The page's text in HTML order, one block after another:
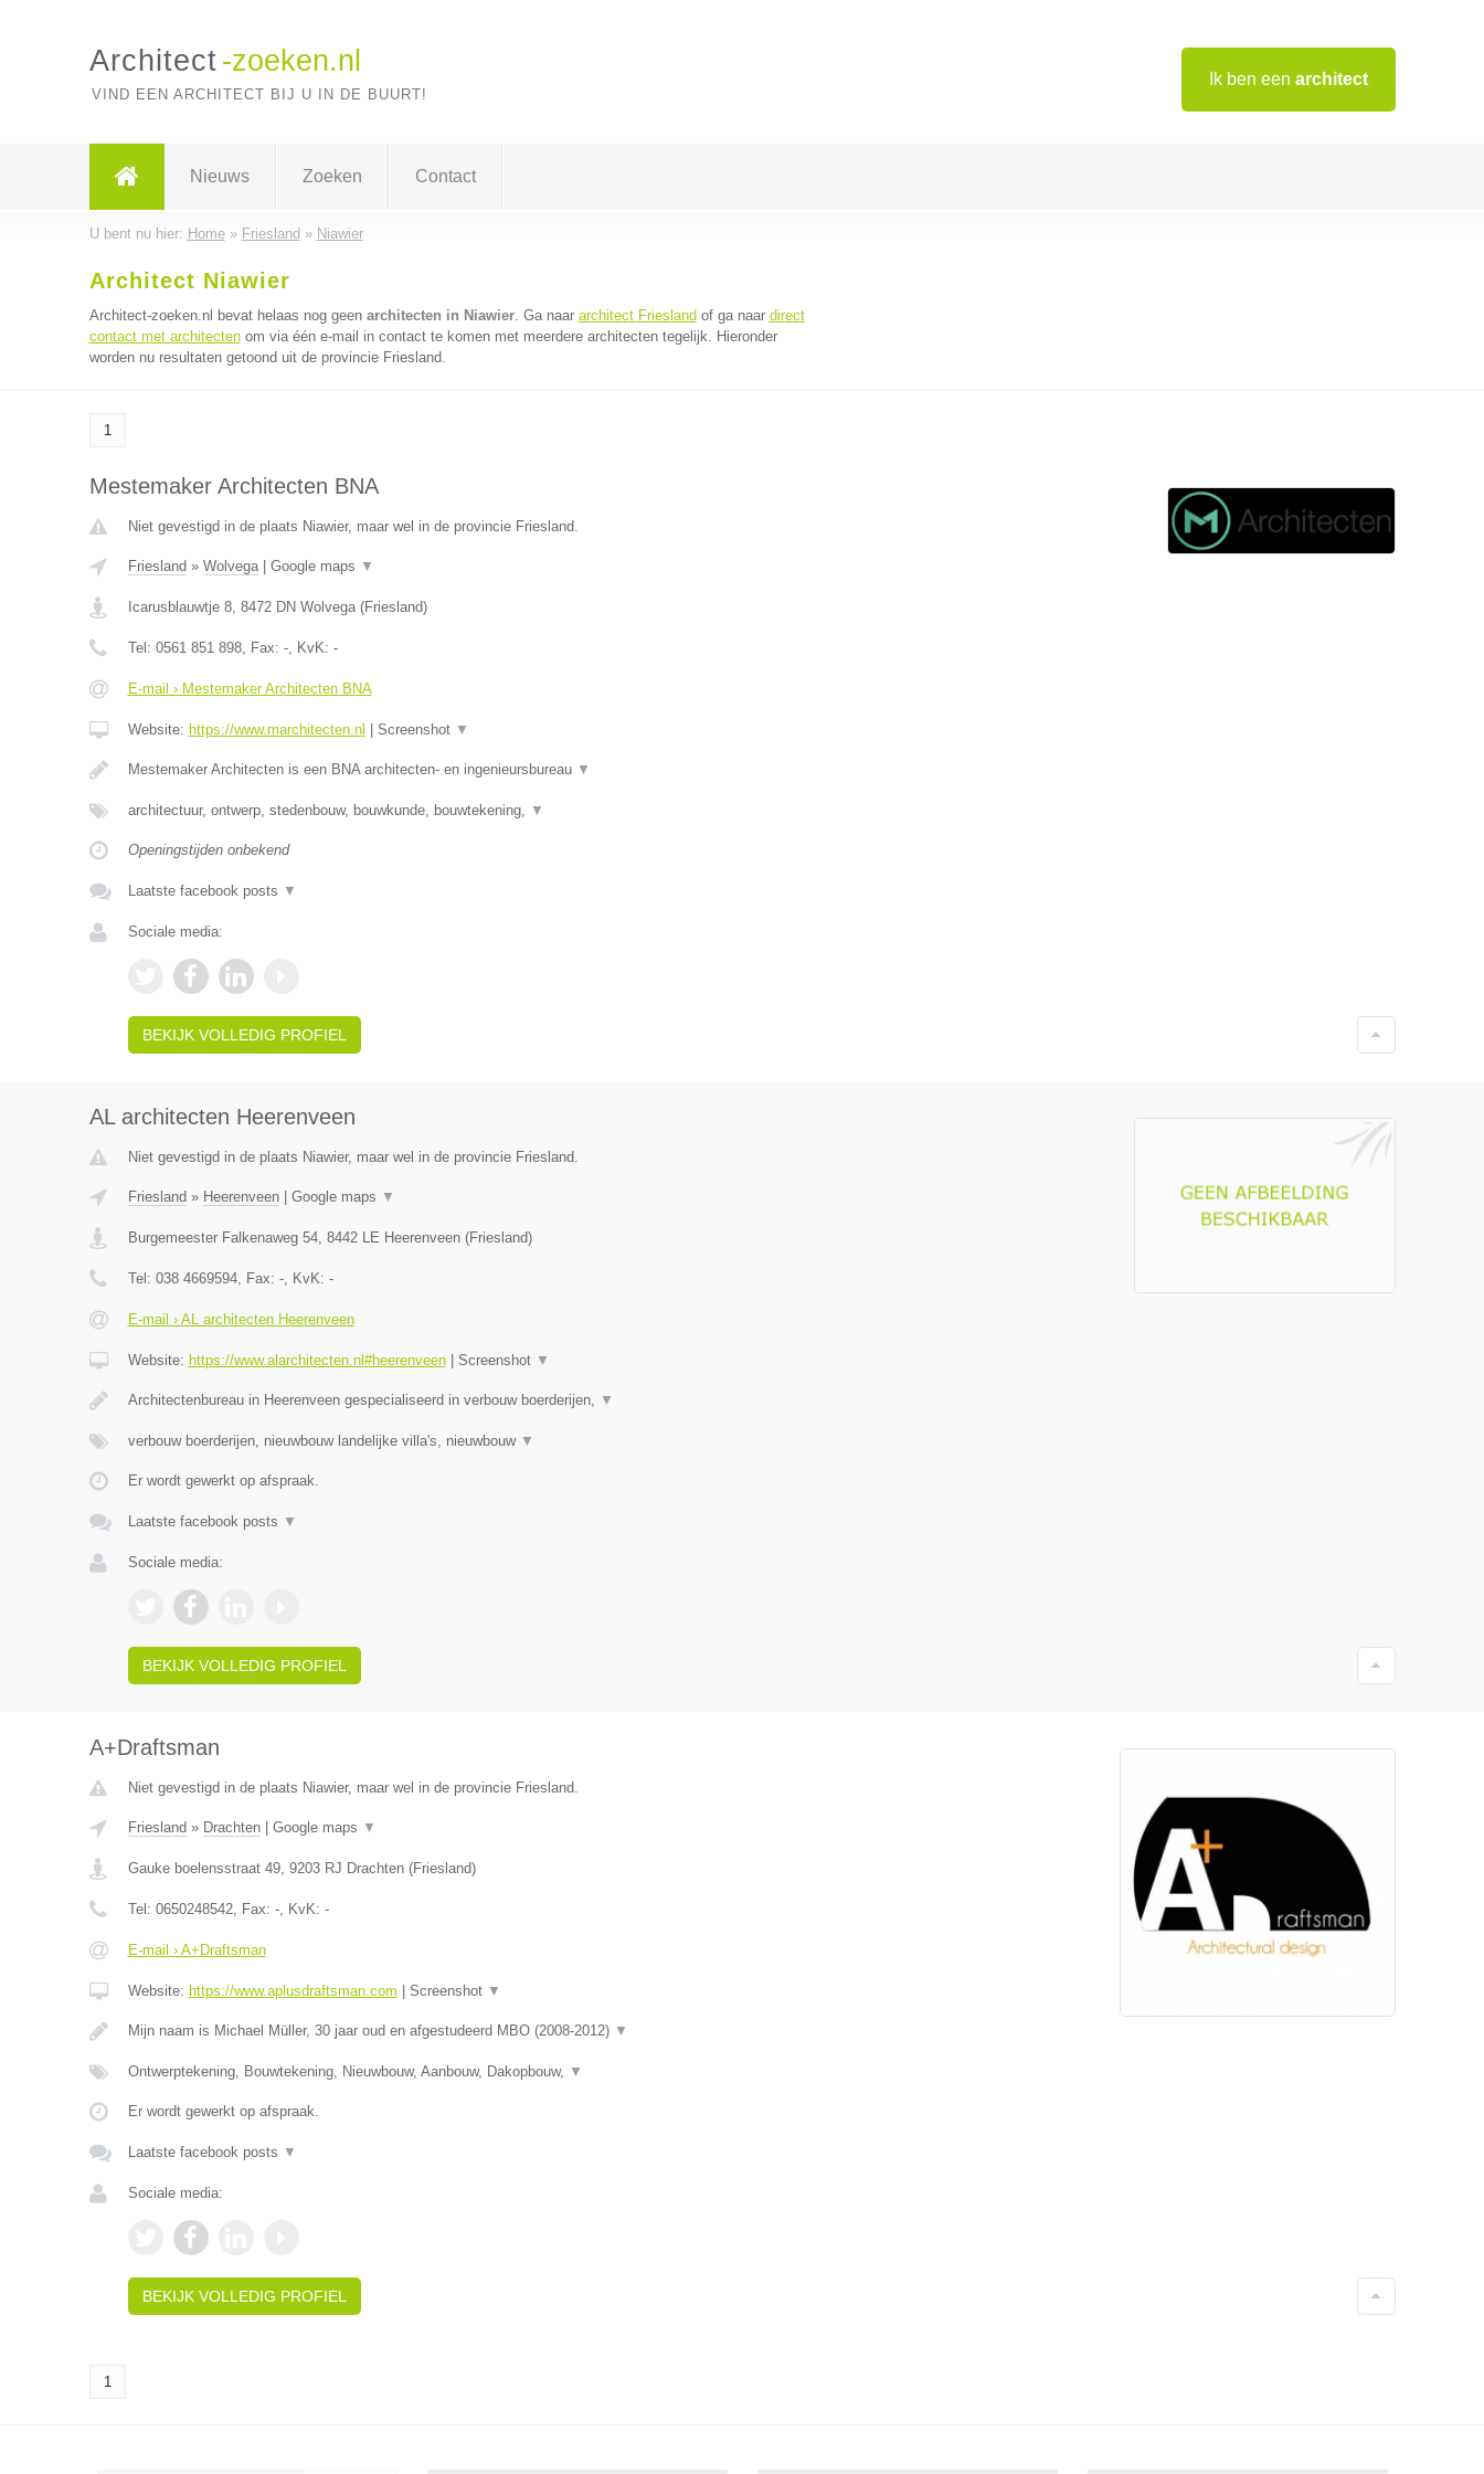
Ik ben een architect
Architect -zoeken.nl
VIND EEN ARCHITECT BIJ U IN DE BUURT!
Nieuws Zoeken Contact
U bent nu hier: Home» Friesland » Niawier
Architect Niawier
Architect-zoeken.nl bevat helaas nog geen architecten in Niawier. Ga naar architect Friesland of ga naar direct
contact met architectenom via één e-mail in contact te komen met meerdere architecten tegelijk. Hieronder
worden nu resultaten getoond uit de provincie Friesland.
1
Mestemaker Architecten BNA
Niet gevestigd in de plaats Niawier, maar wel in de provincie Friesland.
Friesland » Wolvega| Google maps ▼
Icarusblauwtje 8, 8472 DN Wolvega(Friesland)
Tel: 0561 851 898, Fax: -, KvK: -
E-mail › Mestemaker Architecten BNA
Website: https://www.marchitecten.nl Screenshot ▼
Mestemaker Architecten is een BNA architecten- en ingenieursbureau ▼
architectuur, ontwerp, stedenbouw, bouwkunde, bouwtekening, ▼
Openingstijden onbekend
Laatste facebook posts ▼
Sociale media:
BEKIJK VOLLEDIG PROFIEL
AL architecten Heerenveen
Niet gevestigd in de plaats Niawier, maar wel in de provincie Friesland.
Friesland » Heerenveen| Google maps ▼
Burgemeester Falkenaweg 54, 8442 LE Heerenveen(Friesland)
Tel: 038 4669594, Fax: -, KvK: -
E-mail › AL architecten Heerenveen
Website: https://www.alarchitecten.nl#heerenveen| Screenshot ▼
Architectenbureau in Heerenveen gespecialiseerd in verbouw boerderijen, ▼
verbouw boerderijen, nieuwbouw landelijke villa's, nieuwbouw ▼
Er wordt gewerkt op afspraak.
Laatste facebook posts ▼
Sociale media:
BEKIJK VOLLEDIG PROFIEL
A+Draftsman
Niet gevestigd in de plaats Niawier, maar wel in de provincie Friesland.
Friesland » Drachten| Google maps ▼
Gauke boelensstraat 49, 9203 RJ Drachten(Friesland)
Tel: 0650248542, Fax: -, KvK: -
E-mail › A+Draftsman
Website: https://www.aplusdraftsman.com Screenshot ▼
Mijn naam is Michael Müller, 30 jaar oud en afgestudeerd MBO (2008-2012) ▼
Ontwerptekening, Bouwtekening, Nieuwbouw, Aanbouw, Dakopbouw, ▼
Er wordt gewerkt op afspraak.
Laatste facebook posts ▼
Sociale media:
BEKIJK VOLLEDIG PROFIEL
1